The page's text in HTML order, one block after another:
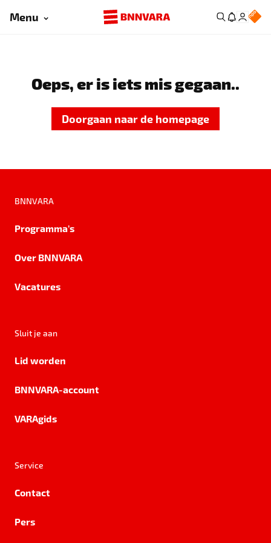
Menu
Oeps, er is iets mis gegaan..
Doorgaan naar de homepage
BNNVARA
Programma's
Over BNNVARA
Vacatures
Sluit je aan
Lid worden
BNNVARA-account
VARAgids
Service
Contact
Pers